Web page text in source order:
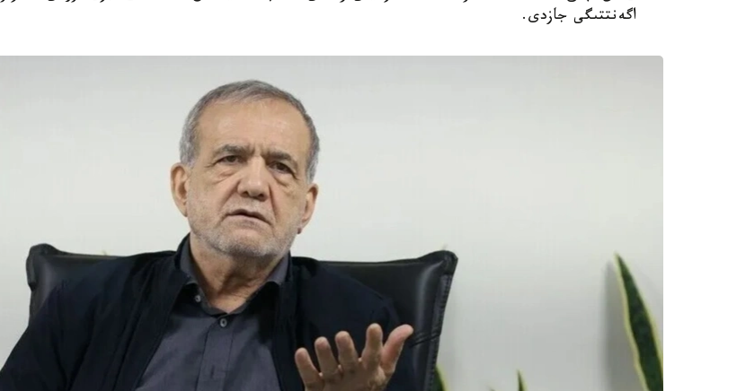
اگەنتتىگى جازدى.